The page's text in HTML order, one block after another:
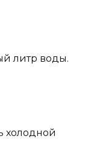
литр воды.
холодной